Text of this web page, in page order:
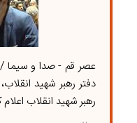
عصر قم - صدا و سیما /
دفتر رهبر شهید
رهبر شهید انقلاب اعلام